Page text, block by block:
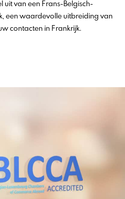
uit van een Frans-Belgisch-
een waardevolle uitbreiding van
contacten in Frankrijk.